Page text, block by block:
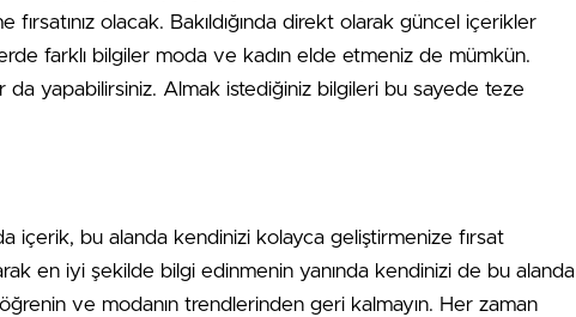
olacak. Bakıldığında direkt olarak güncel içerikler
farklı bilgiler moda ve kadın elde etmeniz de mümkün.
da yapabilirsiniz. Almak istediğiniz bilgileri bu sayede teze
içerik, bu alanda kendinizi kolayca geliştirmenize fırsat
en iyi şekilde bilgi edinmenin yanında kendinizi de bu alanda
ve modanın trendlerinden geri kalmayın. Her zaman